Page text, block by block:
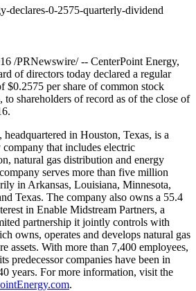
declares-0-2575-quarterly-dividend
/PRNewswire/ -- CenterPoint Energy,
of directors today declared a regular
$0.2575 per share of common stock
, to shareholders of record as of the close of
.
in Houston, Texas, is a
that includes electric
natural gas distribution and energy
serves more than five million
in Arkansas, Louisiana, Minnesota,
Texas. The company also owns a 55.4
in Enable Midstream Partners, a
partnership it jointly controls with
owns, operates and develops natural gas
assets. With more than 7,400 employees,
predecessor companies have been in
years. For more information, visit the
.